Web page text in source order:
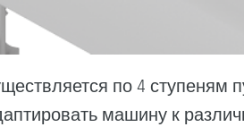
по 4 ступеням
машину к